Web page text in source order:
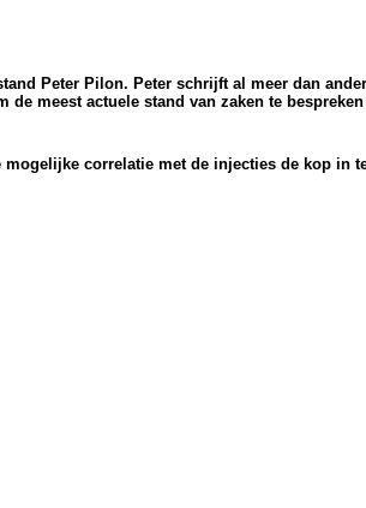
Peter Pilon. Peter schrijft al meer dan
de meest actuele stand van zaken te
correlatie met de injecties de kop in